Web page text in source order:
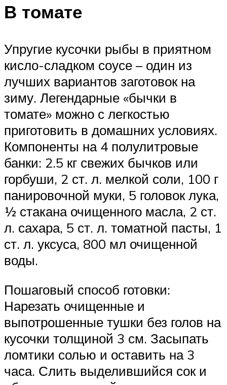
В томате
Упругие кусочки рыбы в приятном
кисло-сладком соусе – один из
лучших вариантов заготовок на
зиму. Легендарные «бычки в
томате» можно с легкостью
приготовить в домашних условиях.
Компоненты на 4 полулитровые
банки: 2.5 кг свежих бычков или
горбуши, 2 ст. л. мелкой соли, 100 г
панировочной муки, 5 головок лука,
½ стакана очищенного масла, 2 ст.
л. сахара, 5 ст. л. томатной пасты, 1
ст. л. уксуса, 800 мл очищенной
воды.
Пошаговый способ готовки:
Нарезать очищенные и
выпотрошенные тушки без голов на
кусочки толщиной 3 см. Засыпать
ломтики солью и оставить на 3
часа. Слить выделившийся сок и